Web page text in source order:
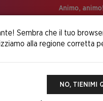
Animo, animo!
Everything Bundle
Sembra che il tuo
alla regione corretta
NO, TIENIMI